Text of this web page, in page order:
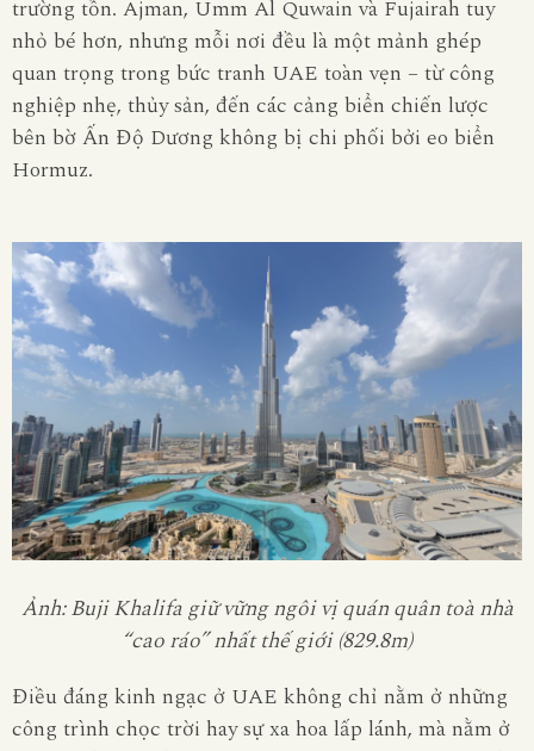
trường tồn. Ajman, Umm Al Quwain và Fujairah tuy
nhỏ bé hơn, nhưng mỗi nơi đều là một mảnh ghép
quan trọng trong bức tranh UAE toàn vẹn – từ công
nghiệp nhẹ, thủy sản, đến các cảng biển chiến lược
bên bờ Ấn Độ Dương không bị chi phối bởi eo biển
Hormuz.
Ảnh: Buji Khalifa giữ vững ngôi vị quán quân toà nhà
“cao ráo” nhất thế giới (829.8m)
Điều đáng kinh ngạc ở UAE không chỉ nằm ở những
công trình chọc trời hay sự xa hoa lấp lánh, mà nằm ở